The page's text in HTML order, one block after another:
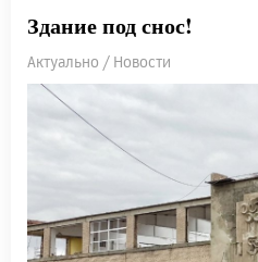
Здание под снос!
Актуально / Новости